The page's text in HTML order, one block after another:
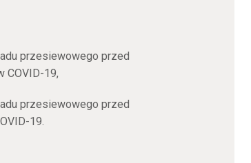
przesiewowego przed
COVID-19,
przesiewowego przed
19.